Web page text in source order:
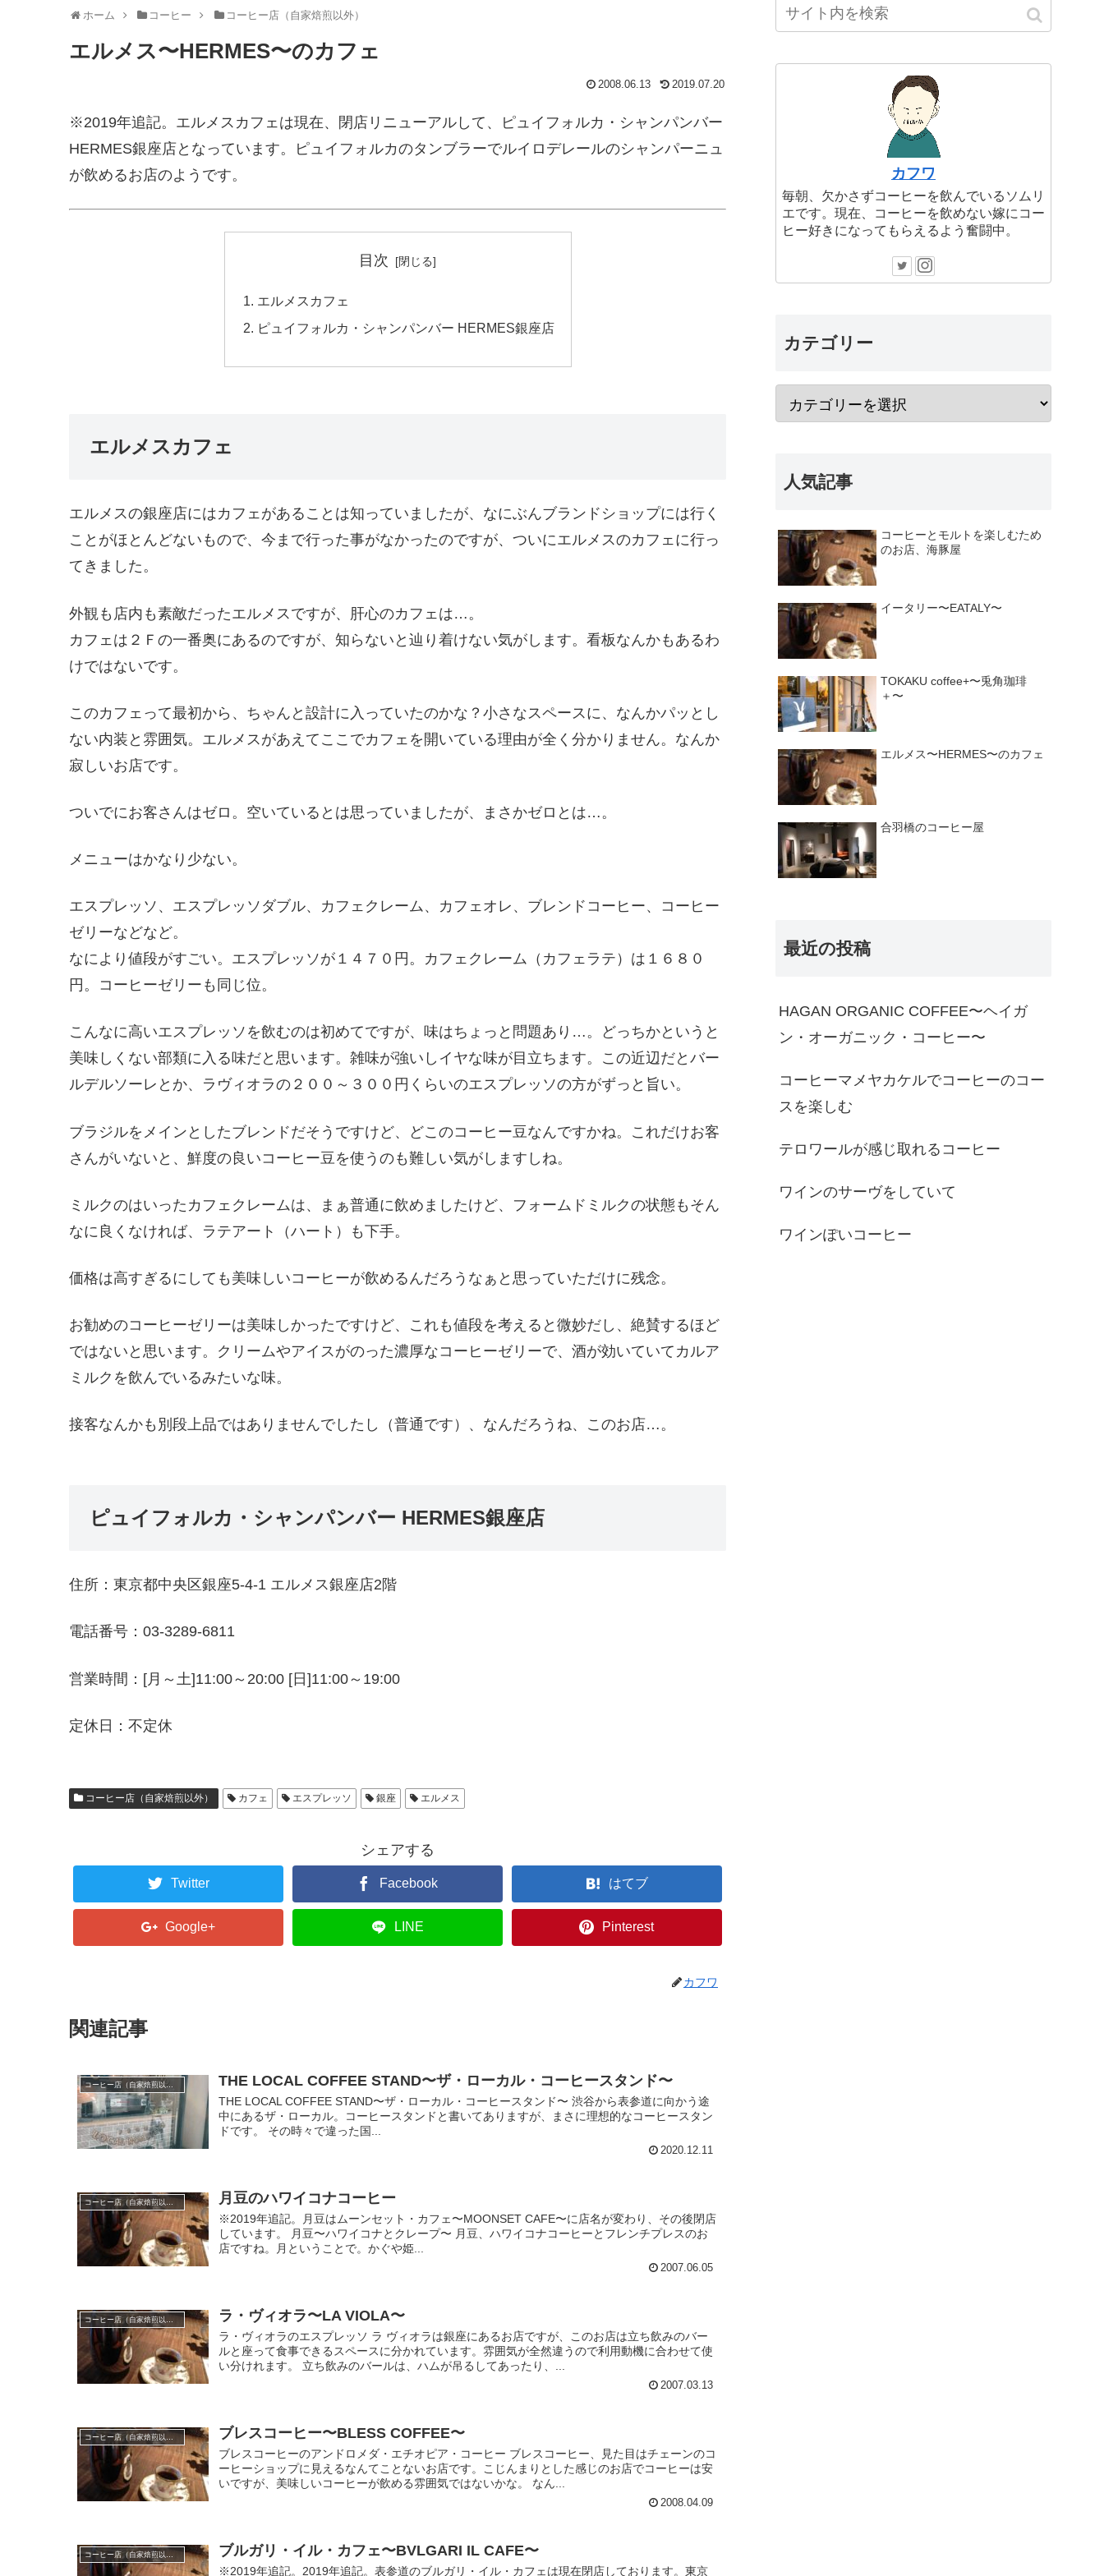
ホーム コーヒー コーヒー店（自家焙煎以外）
エルメス〜HERMES〜のカフェ
2008.06.13 2019.07.20
※2019年追記。エルメスカフェは現在、閉店リニューアルして、ピュイフォルカ・シャンパンバー
HERMES銀座店となっています。ピュイフォルカのタンブラーでルイロデレールのシャンパーニュ
が飲めるお店のようです。
目次
エルメスカフェ
ピュイフォルカ・シャンパンバー HERMES銀座店
エルメスカフェ
エルメスの銀座店にはカフェがあることは知っていましたが、なにぶんブランドショップには行く
ことがほとんどないもので、今まで行った事がなかったのですが、ついにエルメスのカフェに行っ
てきました。
外観も店内も素敵だったエルメスですが、肝心のカフェは…。
カフェは２Ｆの一番奥にあるのですが、知らないと辿り着けない気がします。看板なんかもあるわ
けではないです。
このカフェって最初から、ちゃんと設計に入っていたのかな？小さなスペースに、なんかパッとし
ない内装と雰囲気。エルメスがあえてここでカフェを開いている理由が全く分かりません。なんか
寂しいお店です。
ついでにお客さんはゼロ。空いているとは思っていましたが、まさかゼロとは…。
メニューはかなり少ない。
エスプレッソ、エスプレッソダブル、カフェクレーム、カフェオレ、ブレンドコーヒー、コーヒー
ゼリーなどなど。
なにより値段がすごい。エスプレッソが１４７０円。カフェクレーム（カフェラテ）は１６８０
円。コーヒーゼリーも同じ位。
こんなに高いエスプレッソを飲むのは初めてですが、味はちょっと問題あり…。どっちかというと
美味しくない部類に入る味だと思います。雑味が強いしイヤな味が目立ちます。この近辺だとバー
ルデルソーレとか、ラヴィオラの２００～３００円くらいのエスプレッソの方がずっと旨い。
ブラジルをメインとしたブレンドだそうですけど、どこのコーヒー豆なんですかね。これだけお客
さんがいないと、鮮度の良いコーヒー豆を使うのも難しい気がしますしね。
ミルクのはいったカフェクレームは、まぁ普通に飲めましたけど、フォームドミルクの状態もそん
なに良くなければ、ラテアート（ハート）も下手。
価格は高すぎるにしても美味しいコーヒーが飲めるんだろうなぁと思っていただけに残念。
お勧めのコーヒーゼリーは美味しかったですけど、これも値段を考えると微妙だし、絶賛するほど
ではないと思います。クリームやアイスがのった濃厚なコーヒーゼリーで、酒が効いていてカルア
ミルクを飲んでいるみたいな味。
接客なんかも別段上品ではありませんでしたし（普通です）、なんだろうね、このお店…。
ピュイフォルカ・シャンパンバー HERMES銀座店
住所：東京都中央区銀座5-4-1 エルメス銀座店2階
電話番号：03-3289-6811
営業時間：[月～土]11:00～20:00 [日]11:00～19:00
定休日：不定休
コーヒー店（自家焙煎以外） カフェ エスプレッソ 銀座 エルメス
シェアする
Twitter Facebook はてブ
Google+ LINE Pinterest
カフワ
関連記事
コーヒー店（自家焙煎以外） THE LOCAL COFFEE STAND〜ザ・ローカル・コーヒースタンド〜
THE LOCAL COFFEE STAND〜ザ・ローカル・コーヒースタンド〜 渋谷から表参道に向かう途
中にあるザ・ローカル。コーヒースタンドと書いてありますが、まさに理想的なコーヒースタン
ドです。 その時々で違った国...
2020.12.11
コーヒー店（自家焙煎以外） 月豆のハワイコナコーヒー
※2019年追記。月豆はムーンセット・カフェ〜MOONSET CAFE〜に店名が変わり、その後閉店
しています。 月豆〜ハワイコナとクレープ〜 月豆、ハワイコナコーヒーとフレンチプレスのお
店ですね。月ということで。かぐや姫...
2007.06.05
コーヒー店（自家焙煎以外） ラ・ヴィオラ〜LA VIOLA〜
ラ・ヴィオラのエスプレッソ ラ ヴィオラは銀座にあるお店ですが、このお店は立ち飲みのバー
ルと座って食事できるスペースに分かれています。雰囲気が全然違うので利用動機に合わせて使
い分けれます。 立ち飲みのバールは、ハムが吊るしてあったり、...
2007.03.13
コーヒー店（自家焙煎以外） ブレスコーヒー〜BLESS COFFEE〜
ブレスコーヒーのアンドロメダ・エチオピア・コーヒー ブレスコーヒー、見た目はチェーンのコ
ーヒーショップに見えるなんてことないお店です。こじんまりとした感じのお店でコーヒーは安
いですが、美味しいコーヒーが飲める雰囲気ではないかな。 なん...
2008.04.09
コーヒー店（自家焙煎以外） ブルガリ・イル・カフェ〜BVLGARI IL CAFE〜
※2019年追記。2019年追記。表参道のブルガリ・イル・カフェは現在閉店しております。東京
カフワ
毎朝、欠かさずコーヒーを飲んでいるソムリ
エです。現在、コーヒーを飲めない嫁にコー
ヒー好きになってもらえるよう奮闘中。
カテゴリー
人気記事
コーヒーとモルトを楽しむため
のお店、海豚屋
イータリー〜EATALY〜
TOKAKU coffee+〜兎角珈琲
＋〜
エルメス〜HERMES〜のカフェ
合羽橋のコーヒー屋
最近の投稿
HAGAN ORGANIC COFFEE〜ヘイガ
ン・オーガニック・コーヒー〜
コーヒーマメヤカケルでコーヒーのコー
スを楽しむ
テロワールが感じ取れるコーヒー
ワインのサーヴをしていて
ワインぽいコーヒー